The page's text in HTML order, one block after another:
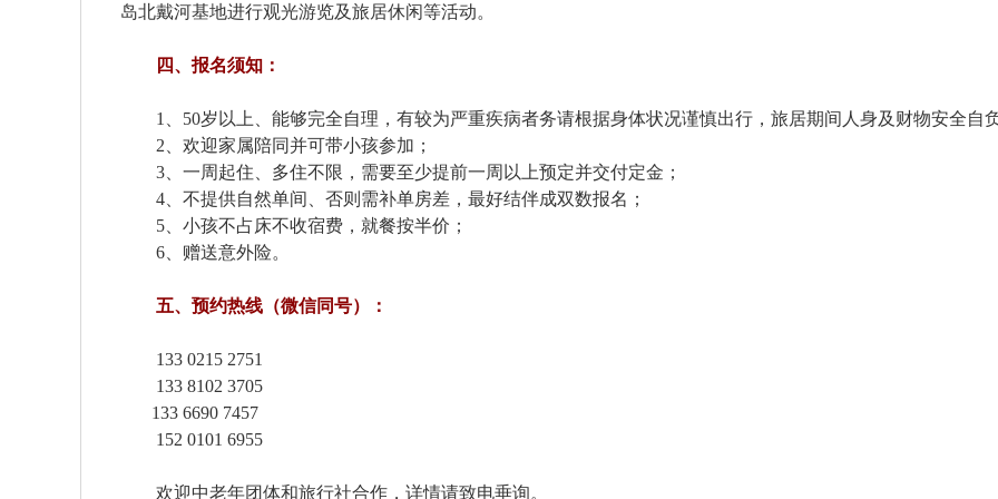
岛北戴河基地进行观光游览及旅居休闲等活动。
四、报名须知：
1、50岁以上、能够完全自理，有较为严重疾病者务请根据身体状况谨慎出行，旅居期间人身及财物安全自
2、欢迎家属陪同并可带小孩参加；
3、一周起住、多住不限，需要至少提前一周以上预定并交付定金；
4、不提供自然单间、否则需补单房差，最好结伴成双数报名；
5、小孩不占床不收宿费，就餐按半价；
6、赠送意外险。
五、预约热线（微信同号）：
133 0215 2751
133 8102 3705
133 6690 7457
152 0101 6955
欢迎中老年团体和旅行社合作，详情请致电垂询。